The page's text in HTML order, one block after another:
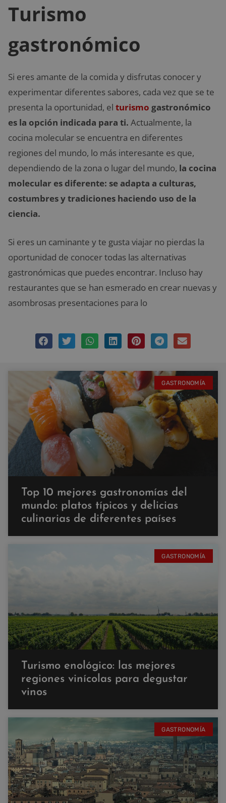
Turismo
gastronómico
Si eres amante de la comida y disfrutas conocer y
experimentar diferentes sabores, cada vez que se te
presenta la oportunidad, el turismo gastronómico
es la opción indicada para ti. Actualmente, la
cocina molecular se encuentra en diferentes
regiones del mundo, lo más interesante es que,
dependiendo de la zona o lugar del mundo, la cocina
molecular es diferente: se adapta a culturas,
costumbres y tradiciones haciendo uso de la
ciencia.
Si eres un caminante y te gusta viajar no pierdas la
oportunidad de conocer todas las alternativas
gastronómicas que puedes encontrar. Incluso hay
restaurantes que se han esmerado en crear nuevas y
asombrosas presentaciones para lo
GASTRONOMÍA
Top 10 mejores gastronomías del
mundo: platos típicos y delicias
culinarias de diferentes países
GASTRONOMÍA
Turismo enológico: las mejores
regiones vinícolas para degustar
vinos
GASTRONOMÍA